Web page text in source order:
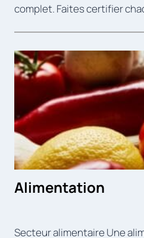
complet. Faites certifier
Alimentation
Secteur alimentaire Une